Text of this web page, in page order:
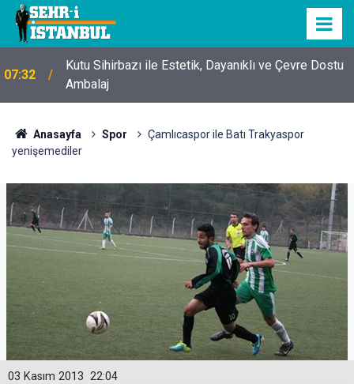
07:32
Kutu Sihirbazı ile Estetik, Dayanıklı ve Çevre Dostu
Ambalaj
Anasayfa Spor
Çamlıcaspor ile Batı Trakyaspor
yenişemediler
22:04
03 Kasım 2013